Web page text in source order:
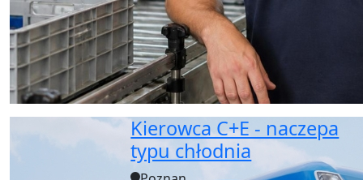
Kierowca C+E - naczepa
typu chłodnia